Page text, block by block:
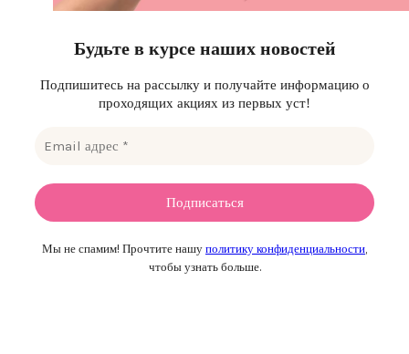
Будьте в курсе наших новостей
Подпишитесь на рассылку и получайте информацию о
проходящих акциях из первых уст!
Мы не спамим! Прочтите нашу политику конфиденциальности
чтобы узнать больше.